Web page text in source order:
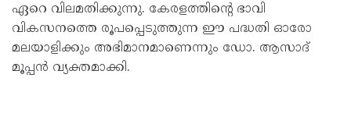
ഏറെ വിലമതിക്കുന്നു. കേരളത്തിന്റെ ഭാവി
വികസനത്തെ രൂപപ്പെടുത്തുന്ന ഈ പദ്ധതി ഓരോ
മലയാളിക്കും അഭിമാനമാണെന്നും ഡോ. ആസാദ്
മൂപ്പൻ വ്യക്തമാക്കി.